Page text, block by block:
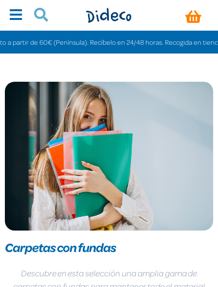
de 60€ (Península). Recíbelo en 24/48 horas. Recogida en tiendas
Carpetas con fundas
Descubre en esta selección una amplia gama de